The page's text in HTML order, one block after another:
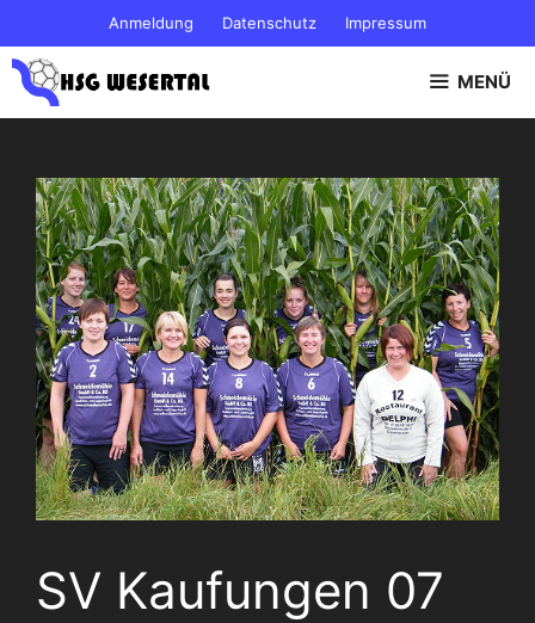
Inhalt
springen
Anmeldung Datenschutz Impressum
MENÜ
SV Kaufungen 07